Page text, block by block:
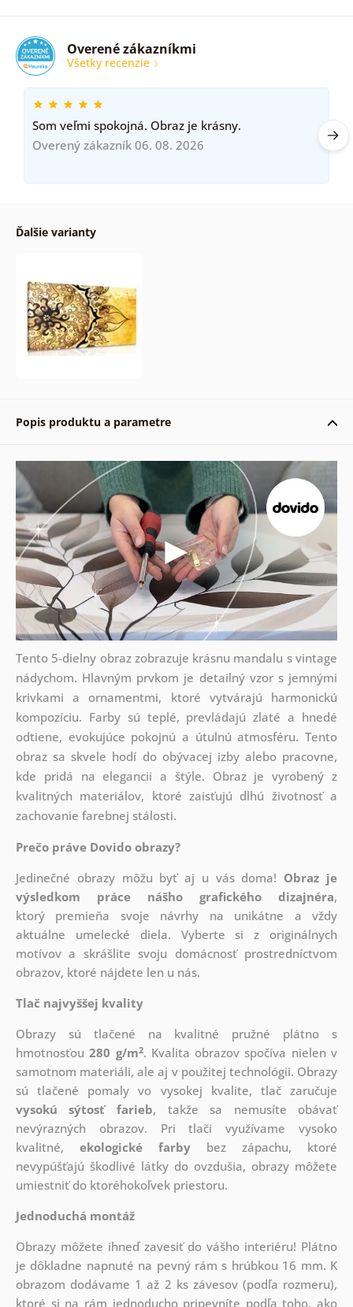
Overené zákazníkmi
Všetky recenzie
Som veľmi spokojná. Obraz je krásny.
Overený zákazník 06. 08. 2026
Ďalšie varianty
Popis produktu a parametre
Tento 5-dielny obraz zobrazuje krásnu mandalu s vintage
nádychom. Hlavným prvkom je detailný vzor s jemnými
krivkami a ornamentmi, ktoré vytvárajú harmonickú
kompozíciu. Farby sú teplé, prevládajú zlaté a hnedé
odtiene, evokujúce pokojnú a útulnú atmosféru. Tento
obraz sa skvele hodí do obývacej izby alebo pracovne,
kde pridá na elegancii a štýle. Obraz je vyrobený z
kvalitných materiálov, ktoré zaisťujú dlhú životnosť a
zachovanie farebnej stálosti.
Prečo práve Dovido obrazy?
Jedinečné obrazy môžu byť aj u vás doma! Obraz je
výsledkom práce nášho grafického dizajnéra,
ktorý premieňa svoje návrhy na unikátne a vždy
aktuálne umelecké diela. Vyberte si z originálnych
motívov a skrášlite svoju domácnosť prostredníctvom
obrazov, ktoré nájdete len u nás.
Tlač najvyššej kvality
Obrazy sú tlačené na kvalitné pružné plátno s
hmotnosťou280 g/m2. Kvalita obrazov spočíva nielen v
samotnom materiáli, ale aj v použitej technológii. Obrazy
sú tlačené pomaly vo vysokej kvalite, tlač zaručuje
vysokú sýtosť farieb, takže sa nemusíte obávať
nevýrazných obrazov. Pri tlači využívame vysoko
kvalitné, ekologické farby bez zápachu, ktoré
nevypúšťajú škodlivé látky do ovzdušia, obrazy môžete
umiestniť do ktoréhokoľvek priestoru.
Jednoduchá montáž
Obrazy môžete ihneď zavesiť do vášho interiéru! Plátno
je dôkladne napnuté na pevný rám s hrúbkou 16 mm. K
obrazom dodávame 1 až 2 ks závesov (podľa rozmeru),
ktoré si na rám jednoducho pripevníte podľa toho, ako